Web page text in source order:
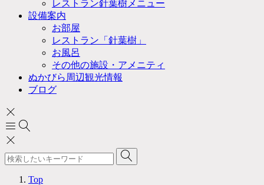
レストラン針葉樹メニュー
設備案内
お部屋
レストラン「針葉樹」
お風呂
その他の施設・アメニティ
ぬかびら周辺観光情報
ブログ
Top